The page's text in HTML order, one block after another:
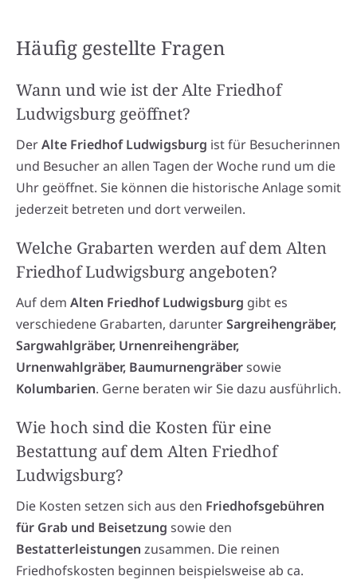
Häufig gestellte Fragen
Wann und wie ist der Alte Friedhof
Ludwigsburg geöffnet?
DerAlte Friedhof Ludwigsburg ist für Besucherinnen
und Besucher an allen Tagen der Woche rund um die
Uhr geöffnet. Sie können die historische Anlage somit
jederzeit betreten und dort verweilen.
Welche Grabarten werden auf dem Alten
Friedhof Ludwigsburg angeboten?
Auf dem Alten Friedhof Ludwigsburg gibt es
verschiedene Grabarten, darunterSargreihengräber,
Sargwahlgräber, Urnenreihengräber,
Urnenwahlgräber, Baumurnengräbersowie
Kolumbarien. Gerne beraten wir Sie dazu ausführlich.
Wie hoch sind die Kosten für eine
Bestattung auf dem Alten Friedhof
Ludwigsburg?
Die Kosten setzen sich aus den Friedhofsgebühren
für Grab und Beisetzung sowie den
Bestatterleistungen zusammen. Die reinen
Friedhofskosten beginnen beispielsweise ab ca.